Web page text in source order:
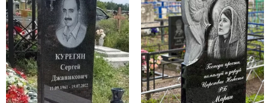
Креативные памятники
Кресты из белого мрамора
Фигурные памятники
Памятники в виде гитары
Памятники комбинированные